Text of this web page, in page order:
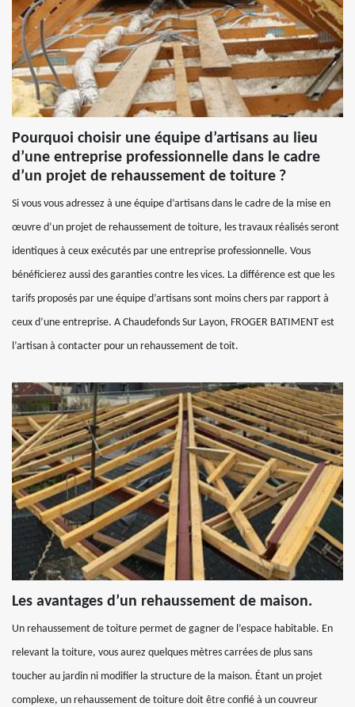
Pourquoi choisir une équipe d’artisans au lieu
d’une entreprise professionnelle dans le cadre
d’un projet de rehaussement de toiture ?
Si vous vous adressez à une équipe d’artisans dans le cadre de la mise en
œuvre d’un projet de rehaussement de toiture, les travaux réalisés seront
identiques à ceux exécutés par une entreprise professionnelle. Vous
bénéficierez aussi des garanties contre les vices. La différence est que les
tarifs proposés par une équipe d’artisans sont moins chers par rapport à
ceux d’une entreprise. A Chaudefonds Sur Layon, FROGER BATIMENT est
l’artisan à contacter pour un rehaussement de toit.
Les avantages d’un rehaussement de maison.
Un rehaussement de toiture permet de gagner de l’espace habitable. En
relevant la toiture, vous aurez quelques mètres carrées de plus sans
toucher au jardin ni modifier la structure de la maison. Étant un projet
complexe, un rehaussement de toiture doit être confié à un couvreur